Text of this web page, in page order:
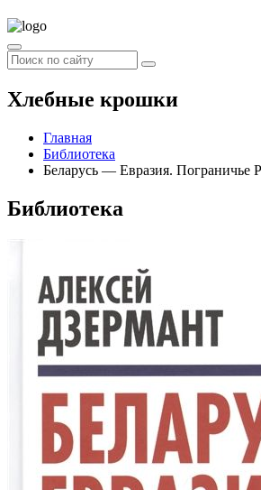
Хлебные крошки
Главная
Библиотека
Беларусь — Евразия. Пограничье
Библиотека